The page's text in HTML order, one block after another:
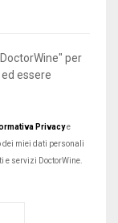
per
essere
Privacye
dei miei dati personali
e servizi DoctorWine.